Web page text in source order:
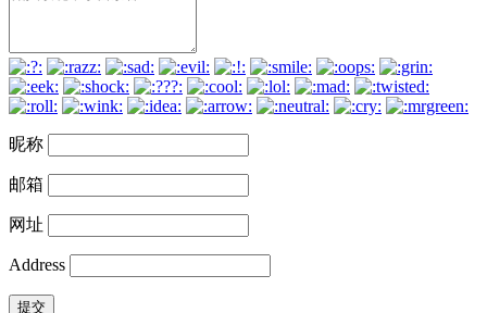
昵称
邮箱
网址
Address
提交